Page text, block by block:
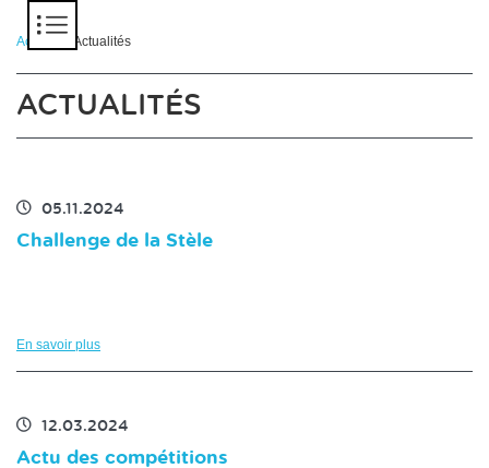
Accueil > Actualités
ACTUALITÉS
05.11.2024
Challenge de la Stèle
En savoir plus
12.03.2024
Actu des compétitions